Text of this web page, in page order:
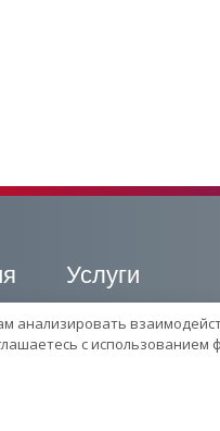
Услуги
Сервисный центр
анализировать
с использованием